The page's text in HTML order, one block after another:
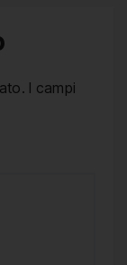
I campi